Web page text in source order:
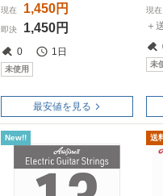
現在 1,450円
即決 1,450円
0 1日
未使用
最安値を見る
現在
＋
未
New!! 送